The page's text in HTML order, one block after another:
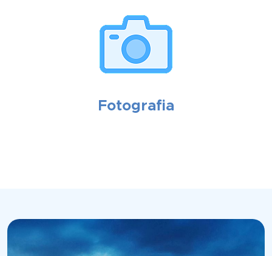
Fotografia